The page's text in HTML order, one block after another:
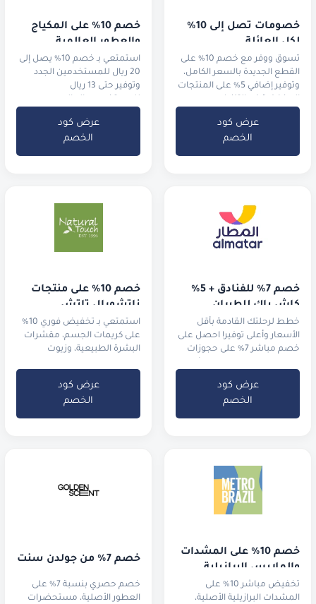
خصومات تصل إلى 10%
لكل العائلة
تسوق ووفر مع خصم 10% على
القطع الجديدة بالسعر الكامل،
وتوفير إضافي 5% على المنتجات
عرض كود
الخصم
خصم 10% على المكياج
والعطور العالمية
استمتعي بـ خصم 10% يصل إلى
20 ريال للمستخدمين الجدد
وتوفير حتى 13 ريال
عرض كود
الخصم
خصم 7% للفنادق + 5%
كاش باك للطيران
خطط لرحلتك القادمة بأقل
الأسعار وأعلى توفير! احصل على
خصم مباشر 7% على حجوزات
عرض كود
الخصم
خصم 10% على منتجات
ناتشورال تاتش
استمتعي بـ تخفيض فوري 10%
على كريمات الجسم، مقشرات
البشرة الطبيعية، وزيوت
عرض كود
الخصم
خصم 10% على المشدات
والملابس البرازيلية
تخفيض مباشر 10% على
المشدات البرازيلية الأصلية،
خصم 7% من جولدن سنت
خصم حصري بنسبة 7% على
العطور الأصلية، مستحضرات